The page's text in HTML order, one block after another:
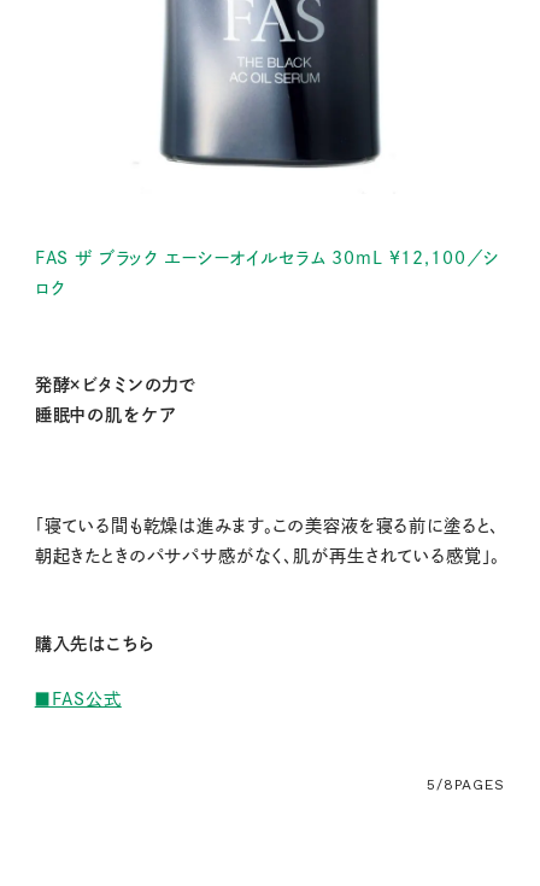
FAS ザ ブラック エーシーオイルセラム 30mL ¥12,100／シ
ロク
発酵×ビタミンの力で
睡眠中の肌をケア
「寝ている間も乾燥は進みます。この美容液を寝る前に塗ると、
朝起きたときのパサパサ感がなく、肌が再生されている感覚」。
購入先はこちら
■FAS公式
5/8 PAGES